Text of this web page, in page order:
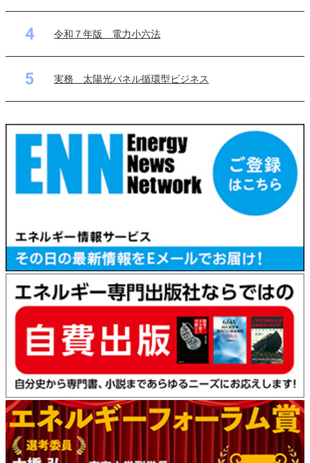
4 令和７年版 電力小六法
5 実務 太陽光パネル循環型ビジネス